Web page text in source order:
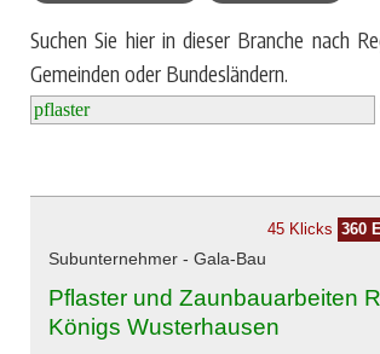
Suchen Sie hier in dieser Branche nach
Gemeinden oder Bundesländern.
45 Klicks 360
Subunternehmer - Gala-Bau
Pflaster und Zaunbauarbeiten
Königs Wusterhausen